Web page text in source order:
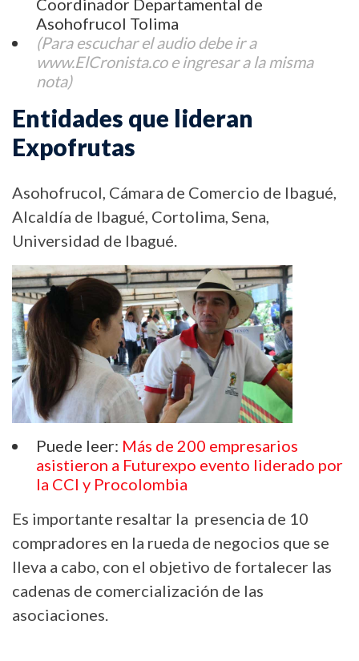
Coordinador Departamental de
Asohofrucol Tolima
(Para escuchar el audio debe ir a
www.ElCronista.co e ingresar a la misma
nota)
Entidades que lideran
Expofrutas
Asohofrucol, Cámara de Comercio de Ibagué,
Alcaldía de Ibagué, Cortolima, Sena,
Universidad de Ibagué.
Puede leer: Más de 200 empresarios
asistieron a Futurexpo evento liderado por
la CCI y Procolombia
Es importante resaltar la presencia de 10
compradores en la rueda de negocios que se
lleva a cabo, con el objetivo de fortalecer las
cadenas de comercialización de las
asociaciones.